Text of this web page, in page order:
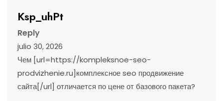
Ksp_uhPt
Reply
julio 30, 2026
Чем [url=https://kompleksnoe-seo-
prodvizhenie.ru]комплексное seo продвижение
сайта[/url] отличается по цене от базового пакета?